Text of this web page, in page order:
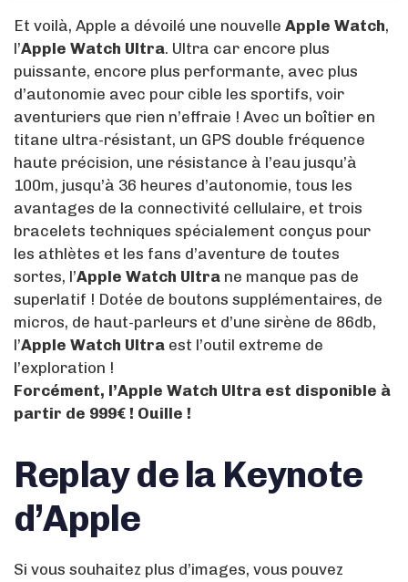
Et voilà, Apple a dévoilé une nouvelle Apple Watch,
l’Apple Watch Ultra. Ultra car encore plus
puissante, encore plus performante, avec plus
d’autonomie avec pour cible les sportifs, voir
aventuriers que rien n’effraie ! Avec un boîtier en
titane ultra-résistant, un GPS double fréquence
haute précision, une résistance à l’eau jusqu’à
100m, jusqu’à 36 heures d’autonomie, tous les
avantages de la connectivité cellulaire, et trois
bracelets techniques spécialement conçus pour
les athlètes et les fans d’aventure de toutes
sortes, l’Apple Watch Ultra ne manque pas de
superlatif ! Dotée de boutons supplémentaires, de
micros, de haut-parleurs et d’une sirène de 86db,
l’Apple Watch Ultra est l’outil extreme de
l’exploration !
Forcément, l’Apple Watch Ultra est disponible à
partir de 999€ ! Ouille !
Replay de la Keynote
d’Apple
Si vous souhaitez plus d’images, vous pouvez